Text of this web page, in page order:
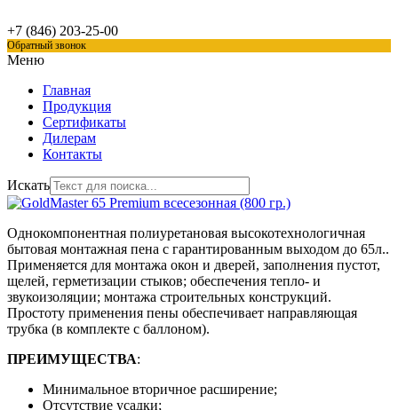
+7 (846) 203-25-00
Обратный звонок
Меню
Главная
Продукция
Сертификаты
Дилерам
Контакты
Искать
Однокомпонентная полиуретановая высокотехнологичная
бытовая монтажная пена с гарантированным выходом до 65л..
Применяется для монтажа окон и дверей, заполнения пустот,
щелей, герметизации стыков; обеспечения тепло- и
звукоизоляции; монтажа строительных конструкций.
Простоту применения пены обеспечивает направляющая
трубка (в комплекте с баллоном).
ПРЕИМУЩЕСТВА:
Минимальное вторичное расширение;
Отсутствие усадки;